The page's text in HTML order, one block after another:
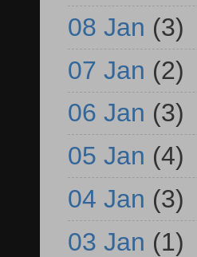
08 Jan (3)
07 Jan (2)
06 Jan (3)
05 Jan (4)
04 Jan (3)
03 Jan (1)